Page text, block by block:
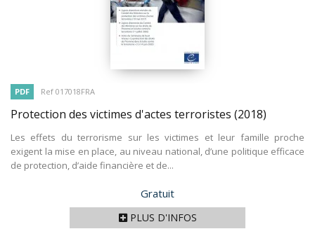
PDF Ref 017018FRA
Protection des victimes d'actes terroristes (2018)
Les effets du terrorisme sur les victimes et leur famille proche
exigent la mise en place, au niveau national, d’une politique efficace
de protection, d’aide financière et de...
Prix
Gratuit
PLUS D'INFOS